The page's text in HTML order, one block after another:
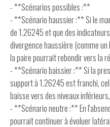
- **Scénarios possibles :**
- **Scénario haussier :** Si le
de 1.26245 et que des
divergence haussière (comme
la paire pourrait rebondir vers la
- **Scénario baissier :** Si la
support à 1.26245 est franchi,
baisse vers des niveaux
- **Scénario neutre :** En
pourrait continuer à évoluer